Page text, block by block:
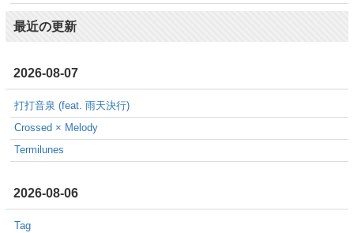
最近の更新
2026-08-07
打打音泉 (feat. 雨天決行)
Crossed × Melody
Termilunes
2026-08-06
Tag